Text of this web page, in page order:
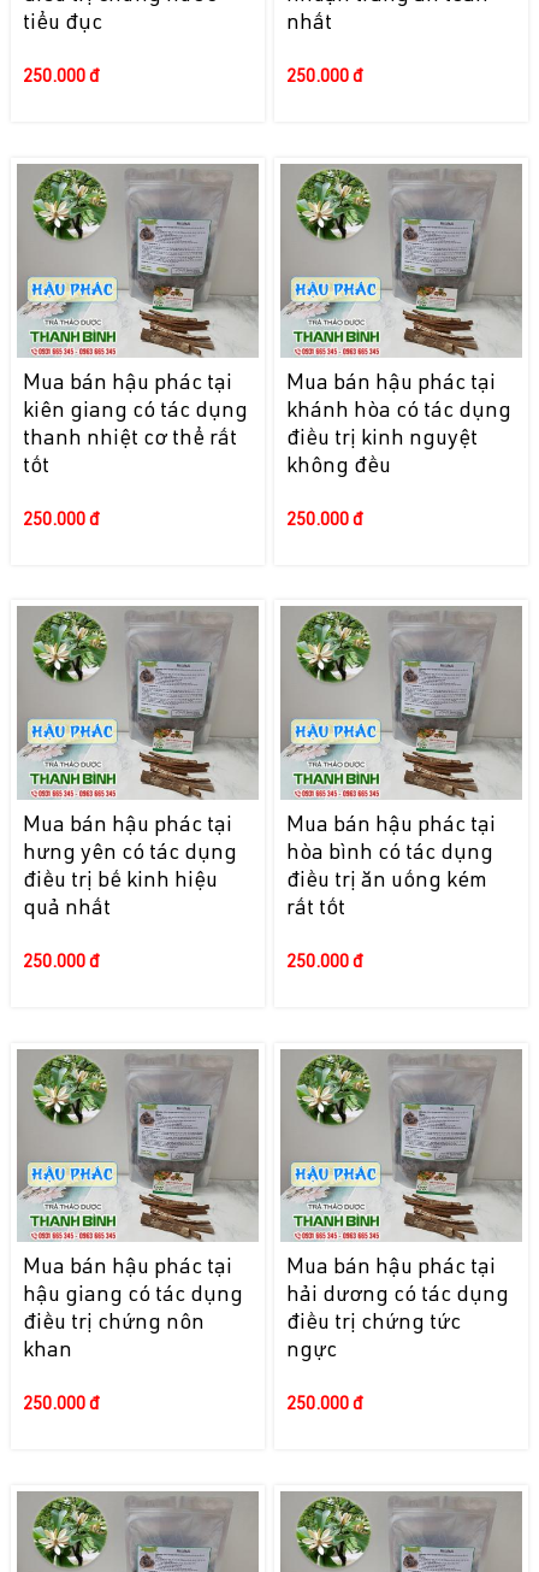
tiểu đục
250.000 đ
nhất
250.000 đ
Mua bán hậu phác tại
kiên giang có tác dụng
thanh nhiệt cơ thể rất
tốt
250.000 đ
Mua bán hậu phác tại
khánh hòa có tác dụng
điều trị kinh nguyệt
không đều
250.000 đ
Mua bán hậu phác tại
hưng yên có tác dụng
điều trị bế kinh hiệu
quả nhất
250.000 đ
Mua bán hậu phác tại
hòa bình có tác dụng
điều trị ăn uống kém
rất tốt
250.000 đ
Mua bán hậu phác tại
hậu giang có tác dụng
điều trị chứng nôn
khan
250.000 đ
Mua bán hậu phác tại
hải dương có tác dụng
điều trị chứng tức
ngực
250.000 đ